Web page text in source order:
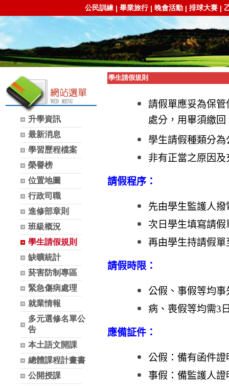
公民訓練| 畢業旅行| 晚會活動| 排球大賽|
升學資訊
最新消息
學習歷程檔案
榮譽榜
位置地圖
行政司職
進修部章則
班級概況
學生請假規則
缺曠統計
菸害防制專區
緊急傷病處理
就業情報
多元選修名單公
告
本土語文開課
總體課程計畫書
公開授課
學生請假規則
請假單應妥為保
處分，用畢須繳回
學生請假種類分
非有正當之原因
請假程序：
先由學生監護人
次日學生填寫請
再由學生持請假
請假時限：
公假、事假等均事
病、喪假等均需3
應備証件：
公假：備有函件證
事假：備監護人證